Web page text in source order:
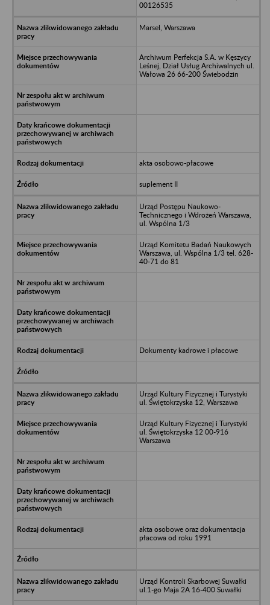
00126535
Marsel, Warszawa
Archiwum Perfekcja S.A. w Kęszycy
Leśnej, Dział Usług Archiwalnych ul.
Wałowa 26 66-200 Świebodzin
akta osobowo-płacowe
suplement II
Urząd Postępu Naukowo-
Technicznego i Wdrożeń Warszawa,
ul. Wspólna 1/3
Urząd Komitetu Badań Naukowych
Warszawa, ul. Wspólna 1/3 tel. 628-
40-71 do 81
Dokumenty kadrowe i płacowe
Urząd Kultury Fizycznej i Turystyki
ul. Świętokrzyska 12, Warszawa
Urząd Kultury Fizycznej i Turystyki
ul. Świętokrzyska 12 00-916
Warszawa
akta osobowe oraz dokumentacja
płacowa od roku 1991
Urząd Kontroli Skarbowej Suwałki
ul.1-go Maja 2A 16-400 Suwałki